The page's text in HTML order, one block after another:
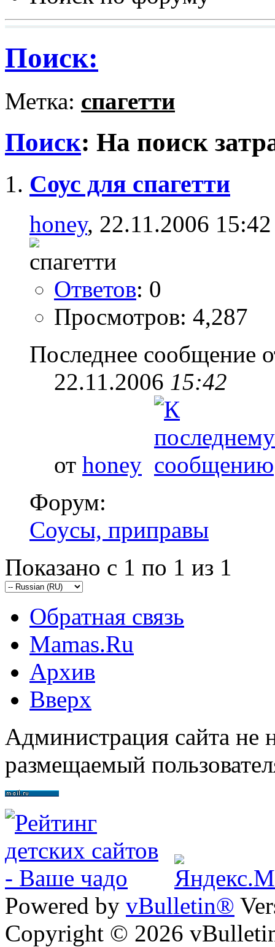
Поиск:
Метка: спагетти
Поиск: На поиск
Соус для спагетти
honey, 22.11.2006 15:42
Ответов: 0
Просмотров: 4,287
Последнее сообщение
22.11.2006 15:42
от honey
Форум:
Соусы, приправы
Показано с 1 по 1 из 1
Обратная связь
Mamas.Ru
Архив
Вверх
Администрация сайта не
размещаемый
Powered by vBulletin®
Copyright © 2026